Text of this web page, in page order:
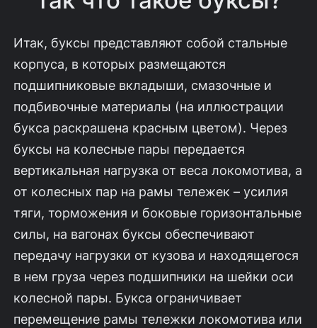
Итак, буксы представляют собой стальные
корпуса, в которых размещаются
подшипниковые вкладыши, смазочные и
подбивочные материалы (на иллюстрации
букса раскрашена красным цветом). Через
буксы на колесные пары передается
вертикальная нагрузка от веса локомотива, а
от колесных пар на рамы тележек – усилия
тяги, торможения и боковые горизонтальные
силы, на вагонах буксы обеспечивают
передачу нагрузки от кузова и находящегося
в нем груза через подшипники на шейки оси
колесной пары. Букса ограничивает
перемещение рамы тележки локомотива или